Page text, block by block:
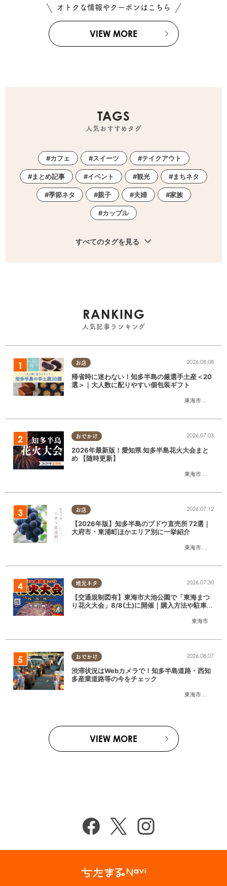
オトクな情報やクーポンはこちら
VIEW MORE
TAGS
人気おすすめタグ
カフェ スイーツ テイクアウト
まとめ記事 イベント 観光 まちネタ
季節ネタ 親子 夫婦 家族
カップル
すべてのタグを見る
RANKING
人気記事ランキング
お店
東海市大府市
2026.08.08
帰省時に迷わない！知多半島の厳選手土産＜20
選＞｜大人数に配りやすい個包装ギフト
おでかけ
東海市大府市
2026.07.03
2026年最新版！愛知県 知多半島花火大会まと
め 【随時更新】
お店
東海市大府市
2026.07.12
【2026年版】知多半島のブドウ直売所 72選｜
大府市・東浦町ほかエリア別に一挙紹介
地元ネタ
東海市
2026.07.30
【交通規制図有】東海市大池公園で「東海まつ
り花火大会」8/8(土)に開催｜購入方法や駐車場
おでかけ
東海市大府市
2026.08.07
渋滞状況はWebカメラで！知多半島道路・西知
多産業道路等の今をチェック
VIEW MORE